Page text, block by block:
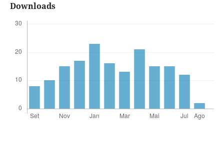
Downloads